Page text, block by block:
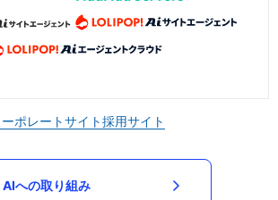
ーポレートサイト採用サイト
AIへの取り組み